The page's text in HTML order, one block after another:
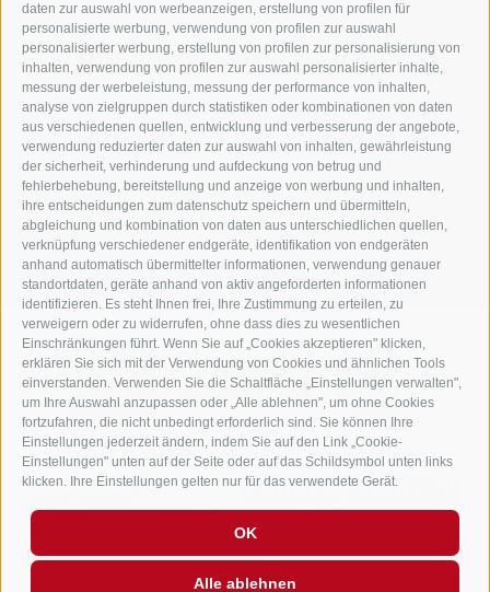
daten zur auswahl von werbeanzeigen, erstellung von profilen für
personalisierte werbung, verwendung von profilen zur auswahl
personalisierter werbung, erstellung von profilen zur personalisierung von
inhalten, verwendung von profilen zur auswahl personalisierter inhalte,
messung der werbeleistung, messung der performance von inhalten,
analyse von zielgruppen durch statistiken oder kombinationen von daten
aus verschiedenen quellen, entwicklung und verbesserung der angebote,
verwendung reduzierter daten zur auswahl von inhalten, gewährleistung
der sicherheit, verhinderung und aufdeckung von betrug und
fehlerbehebung, bereitstellung und anzeige von werbung und inhalten,
ihre entscheidungen zum datenschutz speichern und übermitteln,
abgleichung und kombination von daten aus unterschiedlichen quellen,
verknüpfung verschiedener endgeräte, identifikation von endgeräten
anhand automatisch übermittelter informationen, verwendung genauer
standortdaten, geräte anhand von aktiv angeforderten informationen
identifizieren. Es steht Ihnen frei, Ihre Zustimmung zu erteilen, zu
verweigern oder zu widerrufen, ohne dass dies zu wesentlichen
Einschränkungen führt. Wenn Sie auf „Cookies akzeptieren" klicken,
erklären Sie sich mit der Verwendung von Cookies und ähnlichen Tools
einverstanden. Verwenden Sie die Schaltfläche „Einstellungen verwalten",
um Ihre Auswahl anzupassen oder „Alle ablehnen", um ohne Cookies
fortzufahren, die nicht unbedingt erforderlich sind. Sie können Ihre
Einstellungen jederzeit ändern, indem Sie auf den Link „Cookie-
Einstellungen" unten auf der Seite oder auf das Schildsymbol unten links
klicken. Ihre Einstellungen gelten nur für das verwendete Gerät.
OK
Alle ablehnen
Gasthof Huber in Prags
Innerprags 6 - 39030 Prags - Hochpustertal - Pustertal -
Dolomiten - Südtirol
Tel.+39 0474 748 670- Fax+39 0474 749 291
info@gasthof-huber.it
IMPRESSUM SITEMAP COOKIE-RICHTLINIE PRIVACY Cookie Präferenzen
UID IT02248530210